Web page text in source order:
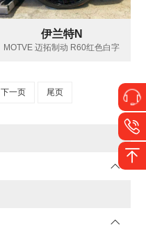
伊兰特N
MOTVE 迈拓制动 R60红色白字
下一页 尾页